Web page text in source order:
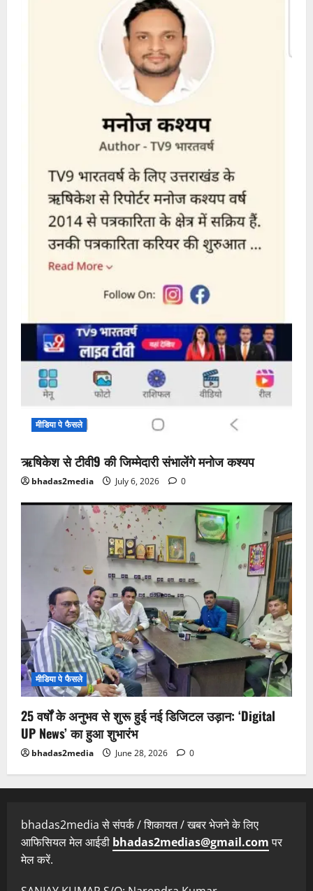
मीडिया पे फैसले
ऋषिकेश से टीवी9 की जिम्मेदारी संभालेंगे मनोज कश्यप
bhadas2media July 6, 2026 0
मीडिया पे फैसले
25 वर्षों के अनुभव से शुरू हुई नई डिजिटल उड़ान: ‘Digital
UP News’ का हुआ शुभारंभ
bhadas2media June 28, 2026 0
bhadas2media से संपर्क / शिकायत / खबर भेजने के लिए
आफिसियल मेल आईडी bhadas2medias@gmail.comपर
मेल करें.